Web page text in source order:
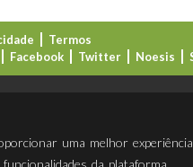
Termos
Facebook Twitter Noesis
uma melhor
da plataforma.